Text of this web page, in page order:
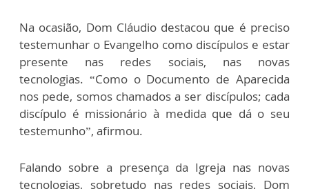
Na ocasião, Dom Cláudio destacou que é preciso
testemunhar o Evangelho como discípulos e estar
presente nas redes sociais, nas novas
tecnologias. “Como o Documento de Aparecida
nos pede, somos chamados a ser discípulos; cada
discípulo é missionário à medida que dá o seu
testemunho”, afirmou.
Falando sobre a presença da Igreja nas novas
tecnologias, sobretudo nas redes sociais, Dom